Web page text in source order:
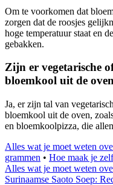
Om te voorkomen dat
zorgen dat de roosjes
hoge temperatuur staat en
gebakken.
Zijn er vegetarische
bloemkool uit de
Ja, er zijn tal van
bloemkool uit de oven,
en bloemkoolpizza, die
Alles wat je moet weten
grammen • Hoe maak je
Alles wat je moet weten
Surinaamse Saoto Soep: